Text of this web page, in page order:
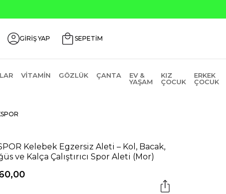
GİRİŞ YAP SEPETİM
VITAMIN GÖZLÜK ÇANTA
EV &
YAŞAM
KIZ
ÇOCUK
ERKEK
ÇOCUK
Kelebek Egzersiz Aleti – Kol, Bacak,
ve Kalça Çalıştırıcı Spor Aleti (Mor)